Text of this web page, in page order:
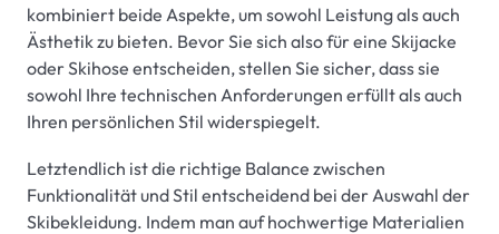
kombiniert beide Aspekte, um sowohl Leistung als auch
Ästhetik zu bieten. Bevor Sie sich also für eine Skijacke
oder Skihose entscheiden, stellen Sie sicher, dass sie
sowohl Ihre technischen Anforderungen erfüllt als auch
Ihren persönlichen Stil widerspiegelt.
Letztendlich ist die richtige Balance zwischen
Funktionalität und Stil entscheidend bei der Auswahl der
Skibekleidung. Indem man auf hochwertige Materialien